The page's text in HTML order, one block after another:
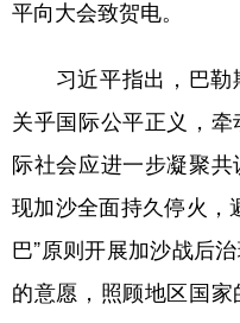
法律 中央文件
食品 人居
彩票 娱乐
平向大会致贺电。
习近平指出，巴勒斯
关乎国际公平正义，
际社会应进一步凝聚
现加沙全面持久停火，
巴”原则开展加沙战后
的意愿，照顾地区国